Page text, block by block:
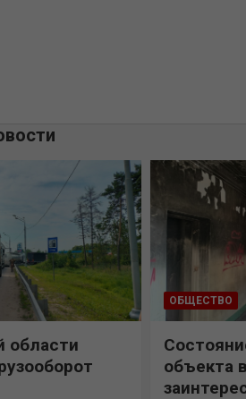
области
ОБЩЕСТВО
объекта